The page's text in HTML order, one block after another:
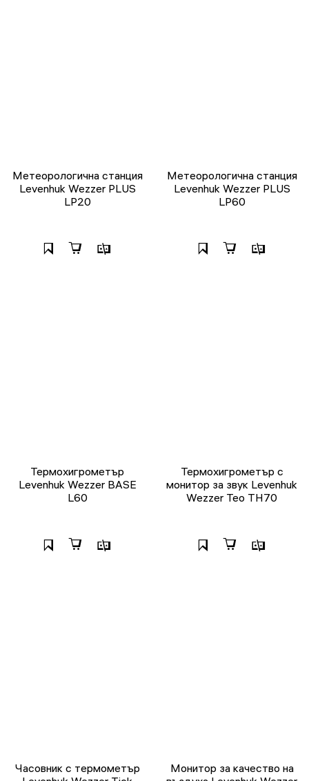
Метеорологична станция
Levenhuk Wezzer PLUS
LP20
Метеорологична станция
Levenhuk Wezzer PLUS
LP60
Термохигрометър
Levenhuk Wezzer BASE
L60
Термохигрометър с
монитор за звук Levenhuk
Wezzer Teo TH70
Часовник с термометър
Монитор за качество на